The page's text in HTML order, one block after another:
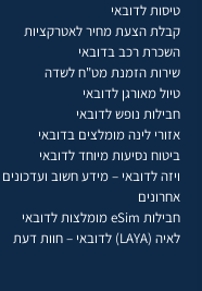
טיסות לדובאי
קבלת הצעת מחיר לאטרקציות
השכרת רכב בדובאי
שירות הזמנת מט"ח לשדה
טיול מאורגן לדובאי
חבילות נופש לדובאי
אזורי לינה מומלצים בדובאי
ביטוח נסיעות מיוחד לדובאי
ויזה לדובאי – מידע חשוב ועדכונים
אחרונים
חבילות eSim מומלצות לדובאי
לאיה (LAYA) לדובאי – חוות דעת